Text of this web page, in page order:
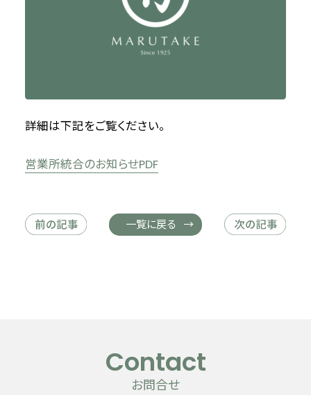
詳細は下記をご覧ください。
営業所統合のお知らせPDF
一覧に戻る
Contact
お問合せ